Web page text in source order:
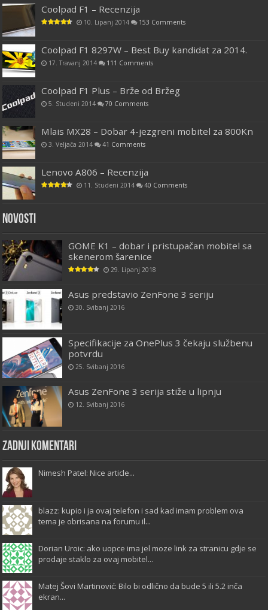
Coolpad F1 – Recenzija
10. Lipanj 2014 153 Comments
Coolpad F1 8297W – Best Buy kandidat za 2014.
17. Travanj 2014 111 Comments
Coolpad F1 Plus – Brže od Bržeg
5. Studeni 2014 70 Comments
Mlais MX28 – Dobar 4-jezgreni mobitel za 800Kn
3. Veljača 2014 41 Comments
Lenovo A806 – Recenzija
11. Studeni 2014 40 Comments
Novosti
GOME K1 – dobar i pristupačan mobitel sa
skenerom šarenice
29. Lipanj 2018
Asus predstavio ZenFone 3 seriju
30. Svibanj 2016
Specifikacije za OnePlus 3 čekaju službenu
potvrdu
25. Svibanj 2016
Asus ZenFone 3 serija stiže u lipnju
12. Svibanj 2016
Zadnji komentari
Nimesh Patel: Nice article...
blazz: kupio i ja ovaj telefon i sad kad imam problem ova
tema je obrisana na forumu il...
Dorian Uroic: ako uopce ima jel moze link za stranicu gdje se
prodaje staklo za ovaj mobitel...
Matej Šovi Martinović: Bilo bi odlično da bude 5 ili 5.2 inča
ekran...